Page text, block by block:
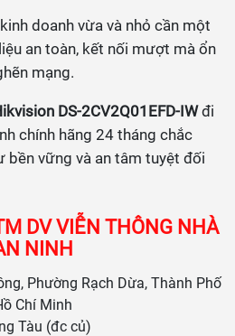
doanh vừa và nhỏ cần một
an toàn, kết nối mượt mà ổn
mạng.
DS-2CV2Q01EFD-IWđi
chính hãng 24 tháng chắc
bền vững và an tâm tuyệt đối
DV VIỄN THÔNG NHÀ
NINH
Phường Rạch Dừa, Thành Phố
Chí Minh
Tàu (đc củ)